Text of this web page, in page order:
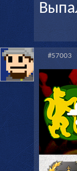
#57003